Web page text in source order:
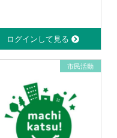
ログインして見る
市民活動